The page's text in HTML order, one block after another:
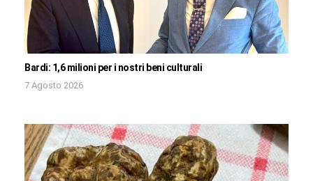
Bardi: 1,6 milioni per i nostri beni culturali
7 Agosto 2026